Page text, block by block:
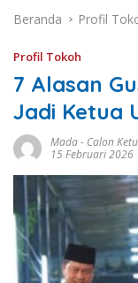
Beranda Profil
Profil Tokoh
7 Alasan
Jadi Ketua
Mada- Calon
15 Februari 2026